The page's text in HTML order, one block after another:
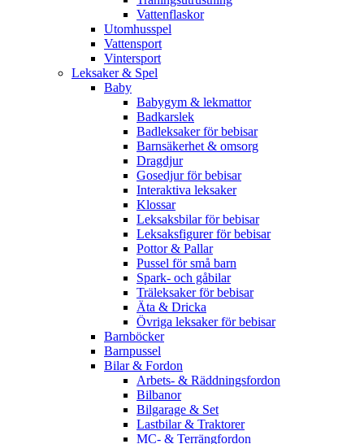
Vattenflaskor
Utomhusspel
Vattensport
Vintersport
Leksaker & Spel
Baby
Babygym & lekmattor
Badkarslek
Badleksaker för bebisar
Barnsäkerhet & omsorg
Dragdjur
Gosedjur för bebisar
Interaktiva leksaker
Klossar
Leksaksbilar för bebisar
Leksaksfigurer för bebisar
Pottor & Pallar
Pussel för små barn
Spark- och gåbilar
Träleksaker för bebisar
Äta & Dricka
Övriga leksaker för bebisar
Barnböcker
Barnpussel
Bilar & Fordon
Arbets- & Räddningsfordon
Bilbanor
Bilgarage & Set
Lastbilar & Traktorer
MC- & Terrängfordon